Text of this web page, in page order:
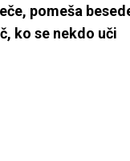
pomeša
ko se nekdo uči